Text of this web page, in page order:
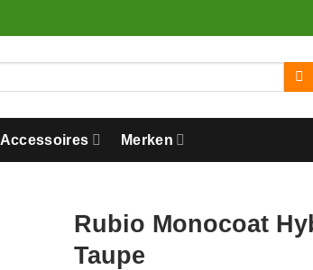
Accessoires Merken
Rubio Monocoat
Taupe